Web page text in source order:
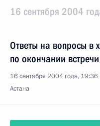
16 сентября 2004
Ответы на вопросы в
по окончании
16 сентября 2004 года, 19:36
Астана